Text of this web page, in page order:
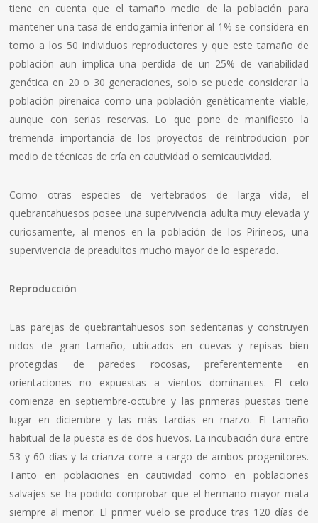
tiene en cuenta que el tamaño medio de la población para
mantener una tasa de endogamia inferior al 1% se considera en
torno a los 50 individuos reproductores y que este tamaño de
población aun implica una perdida de un 25% de variabilidad
genética en 20 o 30 generaciones, solo se puede considerar la
población pirenaica como una población genéticamente viable,
aunque con serias reservas. Lo que pone de manifiesto la
tremenda importancia de los proyectos de reintroducion por
medio de técnicas de crí­a en cautividad o semicautividad.
Como otras especies de vertebrados de larga vida, el
quebrantahuesos posee una supervivencia adulta muy elevada y
curiosamente, al menos en la población de los Pirineos, una
supervivencia de preadultos mucho mayor de lo esperado.
Reproducción
Las parejas de quebrantahuesos son sedentarias y construyen
nidos de gran tamaño, ubicados en cuevas y repisas bien
protegidas de paredes rocosas, preferentemente en
orientaciones no expuestas a vientos dominantes. El celo
comienza en septiembre-octubre y las primeras puestas tiene
lugar en diciembre y las más tardí­as en marzo. El tamaño
habitual de la puesta es de dos huevos. La incubación dura entre
53 y 60 dí­as y la crianza corre a cargo de ambos progenitores.
Tanto en poblaciones en cautividad como en poblaciones
salvajes se ha podido comprobar que el hermano mayor mata
siempre al menor. El primer vuelo se produce tras 120 dí­as de